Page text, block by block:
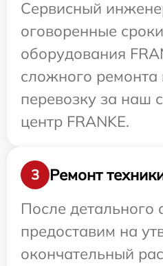
Сервисный
оговоренные
оборудования
сложного
перевозку за наш
центр FRANKE.
3
Ремонт
После детального
предоставим на
окончательный